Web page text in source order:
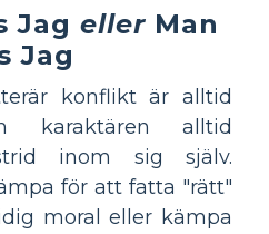
Jag ellerMan
Jag
konflikt är alltid
karaktären alltid
inom sig själv.
för att fatta "rätt"
moral eller kämpa